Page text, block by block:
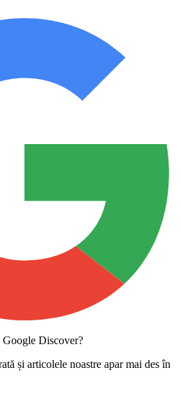
Google Discover?
și articolele noastre apar mai des în